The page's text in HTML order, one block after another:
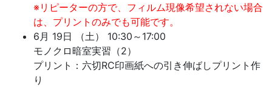
※リピーターの方で、フィルム現像希望されない場合
は、プリントのみでも可能です。
6月 19日 （土） 10:30～17:00
モノクロ暗室実習（2）
プリント：六切RC印画紙への引き伸ばしプリント作
り